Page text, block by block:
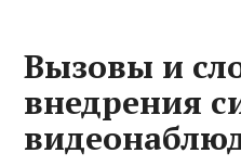
Вызовы и
внедрения